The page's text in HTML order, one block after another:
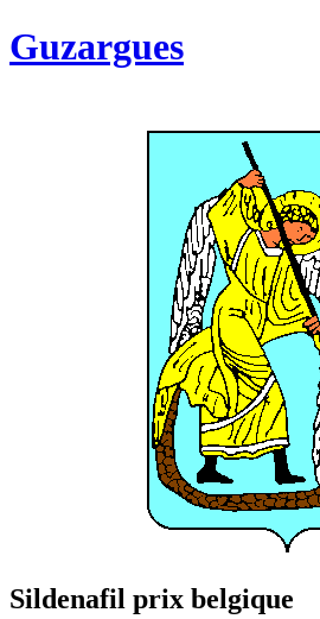
Guzargues
Sildenafil prix belgique